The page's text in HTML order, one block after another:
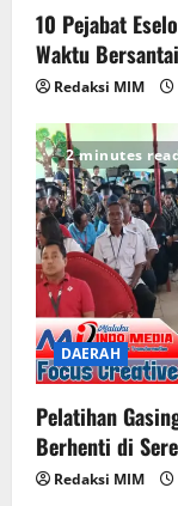
10 Pejabat
Waktu
Redaksi MIM
2 minutes
DAERAH
Pelatihan
Berhenti di
Redaksi MIM